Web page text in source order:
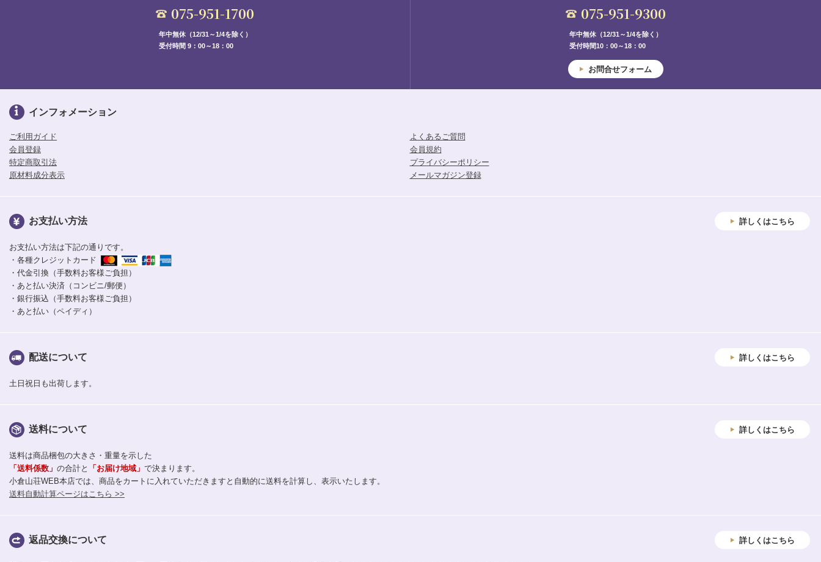
075-951-1700
年中無休（12/31～1/4を除く）
受付時間 9：00～18：00
075-951-9300
年中無休（12/31～1/4を除く）
受付時間10：00～18：00
お問合せフォーム
インフォメーション
ご利用ガイド
よくあるご質問
会員登録
会員規約
特定商取引法
プライバシーポリシー
原材料成分表示
メールマガジン登録
お支払い方法 詳しくはこちら
お支払い方法は下記の通りです。
・各種クレジットカード
・代金引換（手数料お客様ご負担）
・あと払い決済（コンビニ/郵便）
・銀行振込（手数料お客様ご負担）
・あと払い（ペイディ）
配送について 詳しくはこちら
土日祝日も出荷します。
送料について 詳しくはこちら
送料は商品梱包の大きさ・重量を示した
「送料係数」 の合計と 「お届け地域」 で決まります。
小倉山荘WEB本店では、商品をカートに入れていただきますと自動的に送料を計算し、表示いたします。
送料自動計算ページはこちら >>
返品交換について 詳しくはこちら